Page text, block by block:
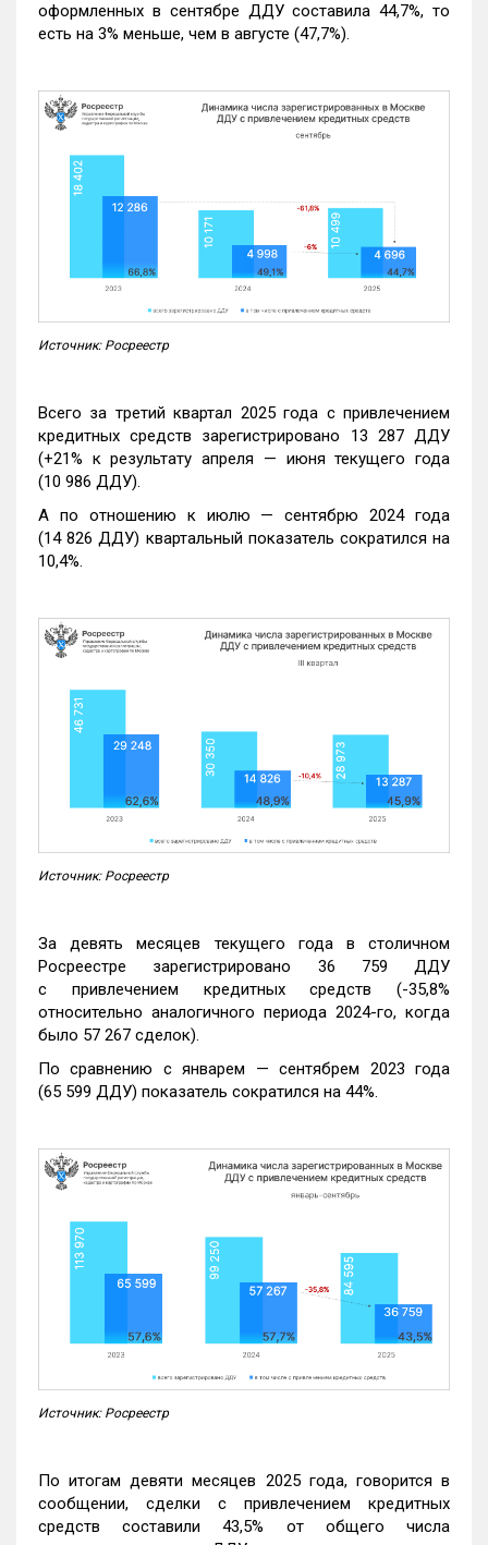
оформленных в сентябре ДДУ составила 44,7%, то
есть на 3% меньше, чем в августе (47,7%).
Источник: Росреестр
Всего за третий квартал 2025 года с привлечением
кредитных средств зарегистрировано 13 287 ДДУ
(+21% к результату апреля — июня текущего года
(10 986 ДДУ).
А по отношению к июлю — сентябрю 2024 года
(14 826 ДДУ) квартальный показатель сократился на
10,4%.
Источник: Росреестр
За девять месяцев текущего года в столичном
Росреестре зарегистрировано 36 759 ДДУ
с привлечением кредитных средств (-35,8%
относительно аналогичного периода 2024-го, когда
было 57 267 сделок).
По сравнению с январем — сентябрем 2023 года
(65 599 ДДУ) показатель сократился на 44%.
Источник: Росреестр
По итогам девяти месяцев 2025 года, говорится в
сообщении, сделки с привлечением кредитных
средств составили 43,5% от общего числа